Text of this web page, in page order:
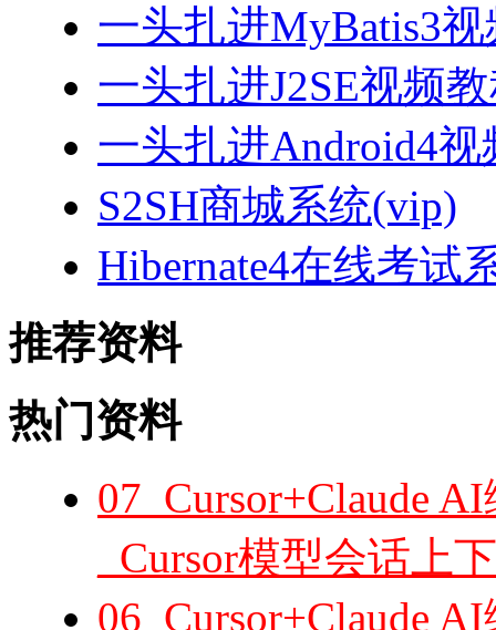
一头扎进MyBatis3
一头扎进J2SE视频
一头扎进Android4视
S2SH商城系统(vip)
Hibernate4在线考试
推荐资料
热门资料
07_Cursor+Claude
_Cursor模型会话上
06_Cursor+Claude